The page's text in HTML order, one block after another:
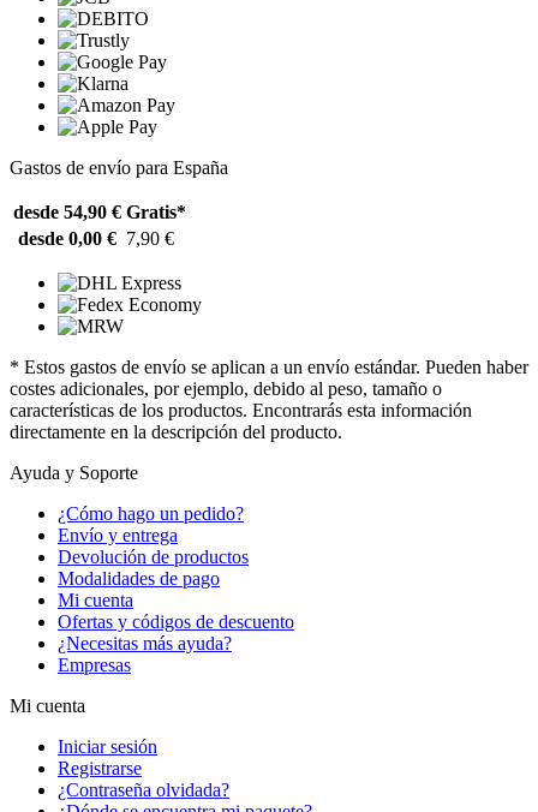
Gastos de envío para España
desde 54,90 € Gratis*
desde 0,00 € 7,90 €
* Estos gastos de envío se aplican a un envío estándar. Pueden haber
costes adicionales, por ejemplo, debido al peso, tamaño o
características de los productos. Encontrarás esta información
directamente en la descripción del producto.
Ayuda y Soporte
¿Cómo hago un pedido?
Envío y entrega
Devolución de productos
Modalidades de pago
Mi cuenta
Ofertas y códigos de descuento
¿Necesitas más ayuda?
Empresas
Mi cuenta
Iniciar sesión
Registrarse
¿Contraseña olvidada?